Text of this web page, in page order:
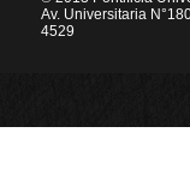
Av. Universitaria
4529